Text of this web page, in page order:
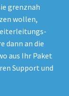
grenznah
wollen,
dann an die
aus Ihr Paket
Support und
.